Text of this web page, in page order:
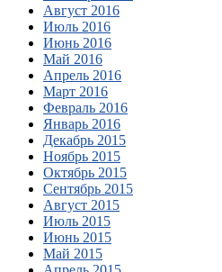
Август 2016
Июль 2016
Июнь 2016
Май 2016
Апрель 2016
Март 2016
Февраль 2016
Январь 2016
Декабрь 2015
Ноябрь 2015
Октябрь 2015
Сентябрь 2015
Август 2015
Июль 2015
Июнь 2015
Май 2015